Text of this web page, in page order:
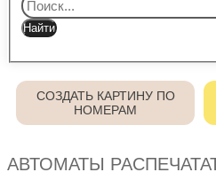
СОЗДАТЬ КАРТИНУ ПО
НОМЕРАМ
АВТОМАТЫ